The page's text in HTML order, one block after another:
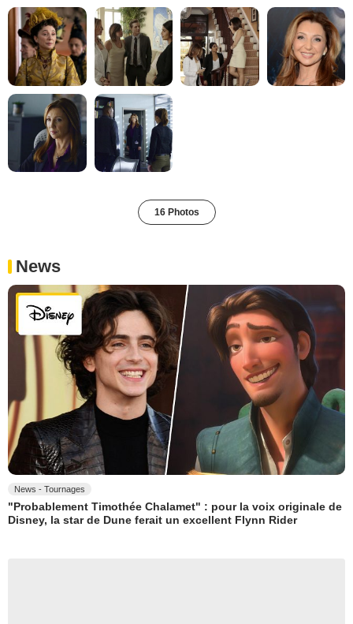
16 Photos
News
News - Tournages
"Probablement Timothée Chalamet" : pour la voix originale de
Disney, la star de Dune ferait un excellent Flynn Rider